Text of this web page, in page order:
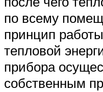
по всему
принцип
тепловой
прибора
собственным